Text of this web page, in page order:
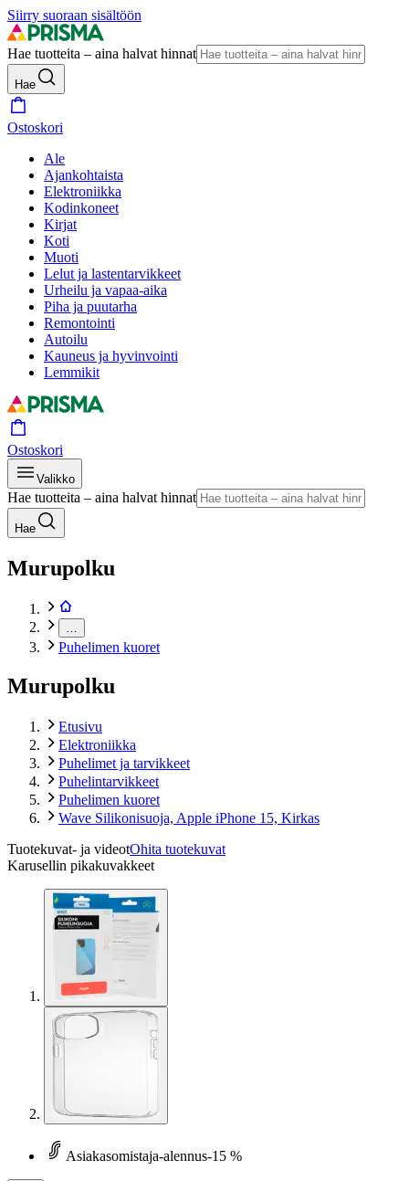
Siirry suoraan sisältöön
Hae tuotteita – aina halvat hinnat
Hae
Ostoskori
Ale
Ajankohtaista
Elektroniikka
Kodinkoneet
Kirjat
Koti
Muoti
Lelut ja lastentarvikkeet
Urheilu ja vapaa-aika
Piha ja puutarha
Remontointi
Autoilu
Kauneus ja hyvinvointi
Lemmikit
Ostoskori
Valikko
Hae tuotteita – aina halvat hinnat
Hae
Murupolku
Puhelimen kuoret
Murupolku
Etusivu
Elektroniikka
Puhelimet ja tarvikkeet
Puhelintarvikkeet
Puhelimen kuoret
Wave Silikonisuoja, Apple iPhone 15, Kirkas
Tuotekuvat- ja videotOhita tuotekuvat
Karusellin pikakuvakkeet
Asiakasomistaja-alennus-15 %